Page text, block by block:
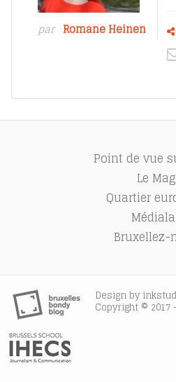
par Romane Heinen
Point de vue
Le Mag
Quartier
Bruxellez-
Design by
Copyright © 2017